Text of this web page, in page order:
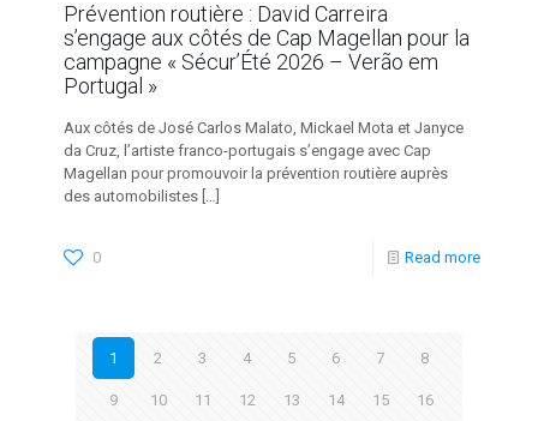
Prévention routière : David Carreira
s’engage aux côtés de Cap Magellan pour la
campagne « Sécur’Été 2026 – Verão em
Portugal »
Aux côtés de José Carlos Malato, Mickael Mota et Janyce
da Cruz, l’artiste franco-portugais s’engage avec Cap
Magellan pour promouvoir la prévention routière auprès
des automobilistes […]
0 Read more
1 2 3 4 5 6 7 8
9 10 11 12 13 14 15 16